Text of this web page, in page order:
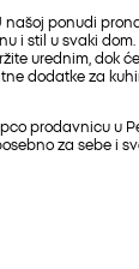
našoj ponudi
i stil u svaki
urednim, dok
dodatke za
prodavnicu u
za sebe i